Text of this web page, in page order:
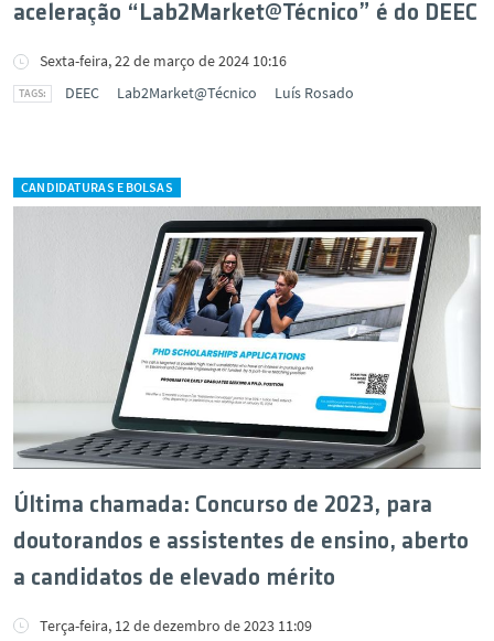
aceleração “Lab2Market@Técnico” é do DEEC
Sexta-feira, 22 de março de 2024 10:16
DEEC
Lab2Market@Técnico Luís Rosado
CANDIDATURAS E BOLSAS
Última chamada: Concurso de 2023, para
doutorandos e assistentes de ensino, aberto
a candidatos de elevado mérito
Terça-feira, 12 de dezembro de 2023 11:09